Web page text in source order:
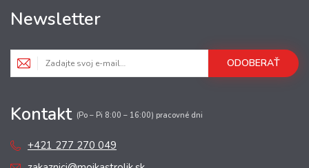
Newsletter
ODOBERAŤ
Kontakt (Po – Pi 8:00 – 16:00) pracovné dni
+421 277 270 049